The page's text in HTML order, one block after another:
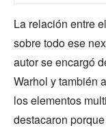
La relación entre
sobre todo ese
autor se encargó
Warhol y también
los elementos
destacaron